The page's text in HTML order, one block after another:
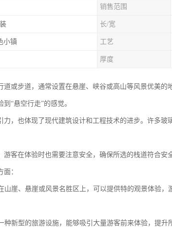
销售范围
长/宽
小镇 工艺
厚度
道或步道，通常设置在悬崖、峡谷或高山等风景优美的
“悬空行走”的感觉。
力，也体现了现代建筑设计和工程技术的进步。许多玻
客在体验时也需要注意安全，确保所选的栈道符合安
：
崖、悬崖或风景名胜区上，可以提供特的观景体验，
新型的旅游设施，能够吸引大量游客前来体验，提升